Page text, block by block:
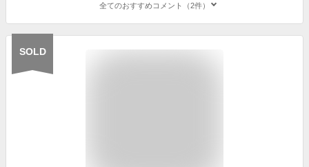
全てのおすすめコメント（2件）
SOLD